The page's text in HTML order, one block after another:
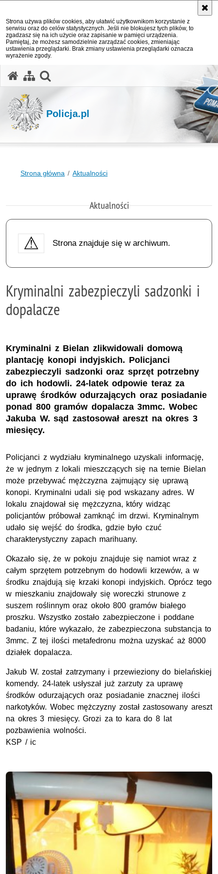
Strona używa plików cookies, aby ułatwić użytkownikom korzystanie z
serwisu oraz do celów statystycznych. Jeśli nie blokujesz tych plików, to
zgadzasz się na ich użycie oraz zapisanie w pamięci urządzenia.
Pamiętaj, że możesz samodzielnie zarządzać cookies, zmieniając
ustawienia przeglądarki. Brak zmiany ustawienia przeglądarki oznacza
wyrażenie zgody.
Policja.pl
Strona główna Aktualności
Aktualności
Strona znajduje się w archiwum.
Kryminalni zabezpieczyli sadzonki i
dopalacze
Kryminalni z Bielan zlikwidowali domową
plantację konopi indyjskich. Policjanci
zabezpieczyli sadzonki oraz sprzęt potrzebny
do ich hodowli. 24-latek odpowie teraz za
uprawę środków odurzających oraz posiadanie
ponad 800 gramów dopalacza 3mmc. Wobec
Jakuba W. sąd zastosował areszt na okres 3
miesięcy.
Policjanci z wydziału kryminalnego uzyskali informację,
że w jednym z lokali mieszczących się na ternie Bielan
może przebywać mężczyzna zajmujący się uprawą
konopi. Kryminalni udali się pod wskazany adres. W
lokalu znajdował się mężczyzna, który widząc
policjantów próbował zamknąć im drzwi. Kryminalnym
udało się wejść do środka, gdzie było czuć
charakterystyczny zapach marihuany.
Okazało się, że w pokoju znajduje się namiot wraz z
całym sprzętem potrzebnym do hodowli krzewów, a w
środku znajdują się krzaki konopi indyjskich. Oprócz tego
w mieszkaniu znajdowały się woreczki strunowe z
suszem roślinnym oraz około 800 gramów białego
proszku. Wszystko zostało zabezpieczone i poddane
badaniu, które wykazało, że zabezpieczona substancja to
3mmc. Z tej ilości metafedronu można uzyskać aż 8000
działek dopalacza.
Jakub W. został zatrzymany i przewieziony do bielańskiej
komendy. 24-latek usłyszał już zarzuty za uprawę
środków odurzających oraz posiadanie znacznej ilości
narkotyków. Wobec mężczyzny został zastosowany areszt
na okres 3 miesięcy. Grozi za to kara do 8 lat
pozbawienia wolności.
KSP / ic